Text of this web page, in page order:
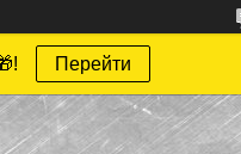
Перейти